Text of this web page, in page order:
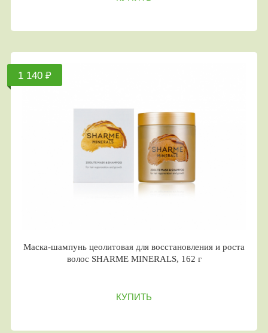
1 140 ₽
Маска-шампунь цеолитовая для восстановления и роста
волос SHARME MINERALS, 162 г
КУПИТЬ